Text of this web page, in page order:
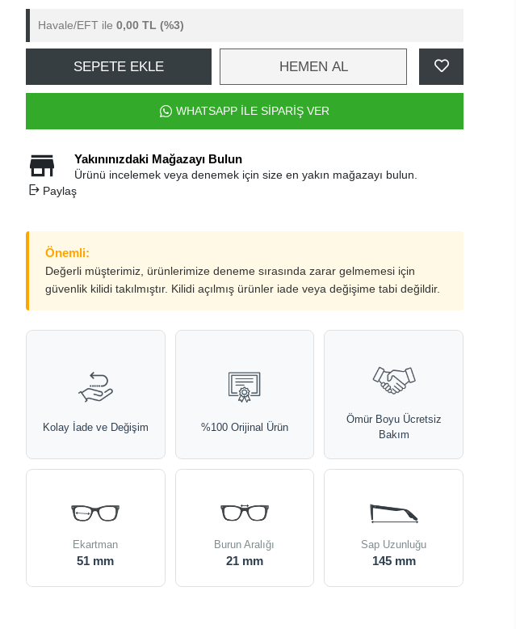
Havale/EFT ile 0,00 TL (%3)
SEPETE EKLE HEMEN AL
WHATSAPP İLE SİPARİŞ VER
Yakınınızdaki Mağazayı Bulun
Ürünü incelemek veya denemek için size en yakın mağazayı bulun.
Paylaş
Önemli:
Değerli müşterimiz, ürünlerimize deneme sırasında zarar gelmemesi için
güvenlik kilidi takılmıştır. Kilidi açılmış ürünler iade veya değişime tabi değildir.
Kolay İade ve Değişim %100 Orijinal Ürün
Ömür Boyu Ücretsiz
Bakım
Ekartman
51 mm
Burun Aralığı
21 mm
Sap Uzunluğu
145 mm